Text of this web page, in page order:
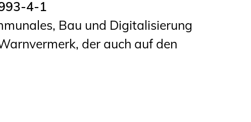
Schülerinnen, Schüler
und Studierende
4-1
Bau und Digitalisierung
der auch auf den